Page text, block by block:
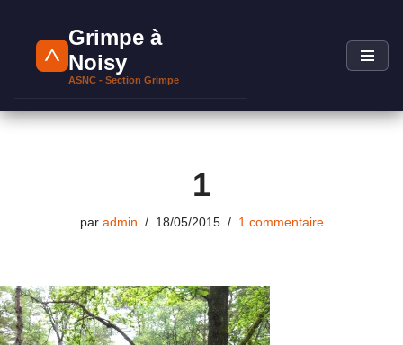
Aller
Grimpe à
Noisy
ASNC - Section Grimpe
1
par admin 18/05/2015 1 commentaire